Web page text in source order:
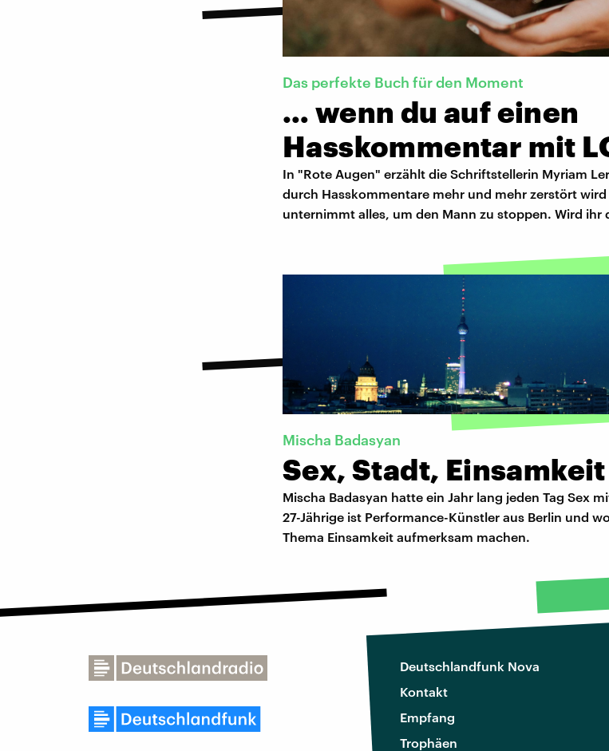
Das perfekte Buch für den Moment
… wenn du auf einen
Hasskommentar mit
In "Rote Augen" erzählt die Schriftstellerin Myriam
durch Hasskommentare mehr und mehr zerstört wird
unternimmt alles, um den Mann zu stoppen. Wird ihr
Mischa Badasyan
Sex, Stadt, Einsamkeit
Mischa Badasyan hatte ein Jahr lang jeden Tag Sex
27-Jährige ist Performance-Künstler aus Berlin und
Thema Einsamkeit aufmerksam machen.
Deutschlandfunk Nova
Kontakt
Empfang
Trophäen